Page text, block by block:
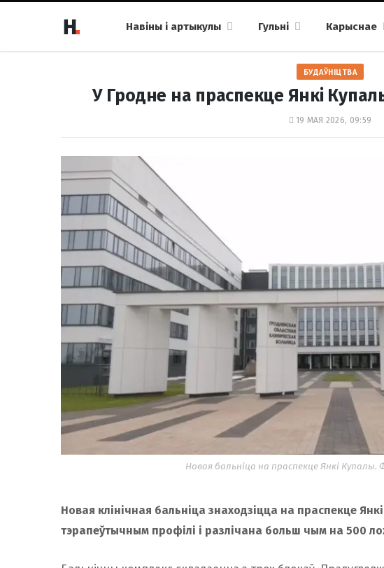
Навіны і артыкулы Гульні Карыснае
БУДАЎНІЦТВА
У Гродне на праспекце Янкі
19 МАЯ 2026, 09:59
Новая бальніца на праспекце Янкі
Новая клінічная бальніца знаходзіцца на праспекце
тэрапеўтычным профілі і разлічана больш чым на 500